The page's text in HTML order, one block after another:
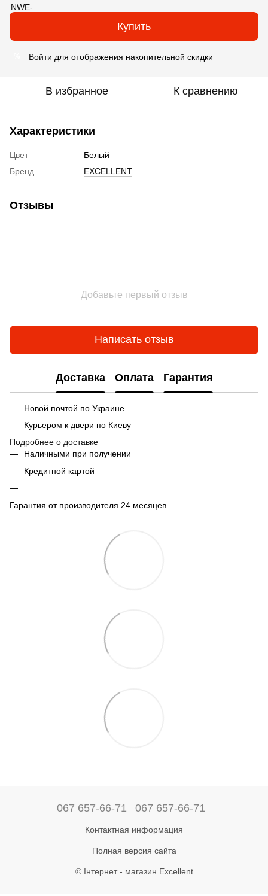
Купить
Войти для отображения накопительной скидки
В избранное К сравнению
Характеристики
Цвет
Белый
Бренд
EXCELLENT
Отзывы
Добавьте первый отзыв
Написать отзыв
Доставка Оплата Гарантия
Новой почтой по Украине
Курьером к двери по Киеву
Подробнее о доставке
Наличными при получении
Кредитной картой
Гарантия от производителя 24 месяцев
067 657-66-71 067 657-66-71
Контактная информация
Полная версия сайта
© Інтернет - магазин Excellent